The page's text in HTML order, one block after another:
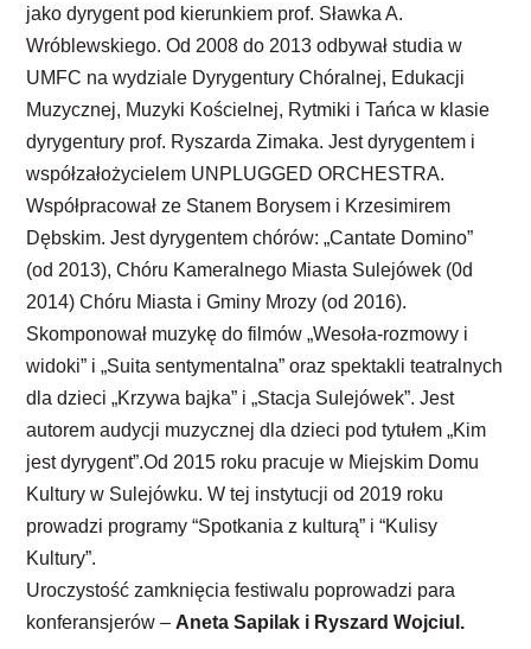
jako dyrygent pod kierunkiem prof. Sławka A.
Wróblewskiego. Od 2008 do 2013 odbywał studia w
UMFC na wydziale Dyrygentury Chóralnej, Edukacji
Muzycznej, Muzyki Kościelnej, Rytmiki i Tańca w klasie
dyrygentury prof. Ryszarda Zimaka. Jest dyrygentem i
współzałożycielem UNPLUGGED ORCHESTRA.
Współpracował ze Stanem Borysem i Krzesimirem
Dębskim. Jest dyrygentem chórów: „Cantate Domino”
(od 2013), Chóru Kameralnego Miasta Sulejówek (0d
2014) Chóru Miasta i Gminy Mrozy (od 2016).
Skomponował muzykę do filmów „Wesoła-rozmowy i
widoki” i „Suita sentymentalna” oraz spektakli teatralnych
dla dzieci „Krzywa bajka” i „Stacja Sulejówek”. Jest
autorem audycji muzycznej dla dzieci pod tytułem „Kim
jest dyrygent”.Od 2015 roku pracuje w Miejskim Domu
Kultury w Sulejówku. W tej instytucji od 2019 roku
prowadzi programy “Spotkania z kulturą” i “Kulisy
Kultury”.
Uroczystość zamknięcia festiwalu poprowadzi para
konferansjerów – Aneta Sapilak i Ryszard Wojciul.